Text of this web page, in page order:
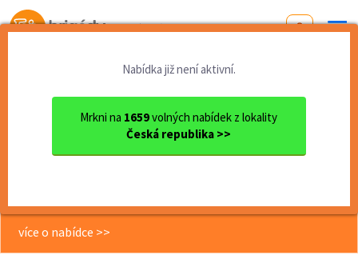
Od první brigády
Nabídka již není aktivní.
Mrkni na 1659volných nabídek z lokality
Česká republika >>
Moravskoslezský kraj
okres Ostrava
Ostrava
Doučujte s námi až za 350 K...
Doučujte s námi až za 350 Kč / 45
více o nabídce >>